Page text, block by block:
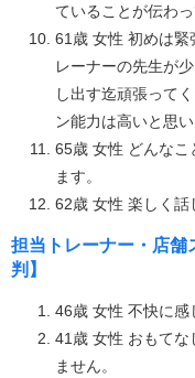
ていることが伝わっ
61歳 女性 初めは緊
レーナーの先生が
し出す迄頑張って
ン能力は高いと思い
65歳 女性 どんなこ
ます。
62歳 女性 楽しく話
担当トレーナー・店舗
判】
46歳 女性 不快に感
41歳 女性 おもてな
ません。